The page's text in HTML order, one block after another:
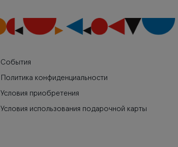
События
Политика конфиденциальности
Условия приобретения
Условия использования подарочной карты